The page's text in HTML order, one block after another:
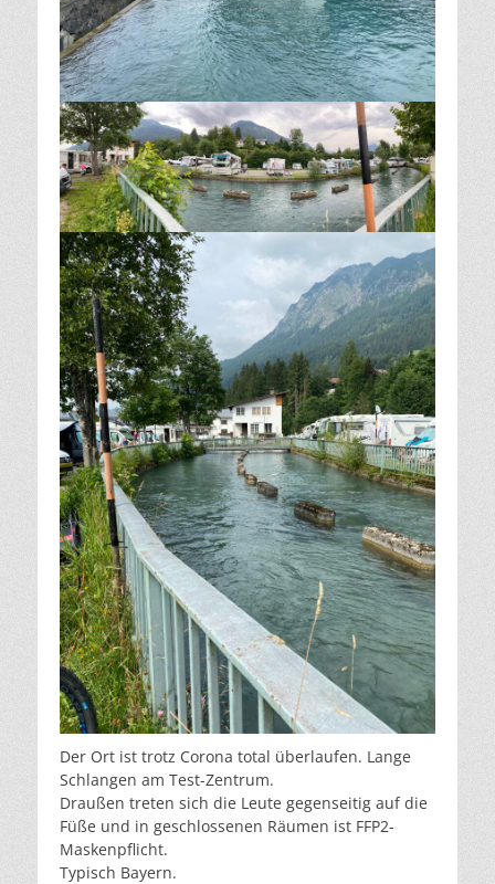
Der Ort ist trotz Corona total überlaufen. Lange
Schlangen am Test-Zentrum.
Draußen treten sich die Leute gegenseitig auf die
Füße und in geschlossenen Räumen ist FFP2-
Maskenpflicht.
Typisch Bayern.